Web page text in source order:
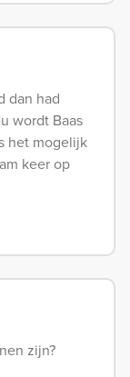
dan had
wordt Baas
het mogelijk
keer op
zijn?